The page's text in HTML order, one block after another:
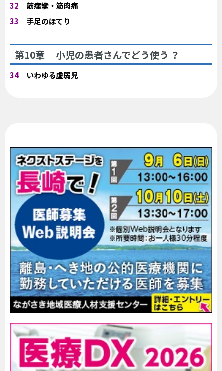
32 筋痙攣・筋肉痛
33 手足のほてり
第10章 小児の患者さんでどう使う ？
34いわゆる虚弱児